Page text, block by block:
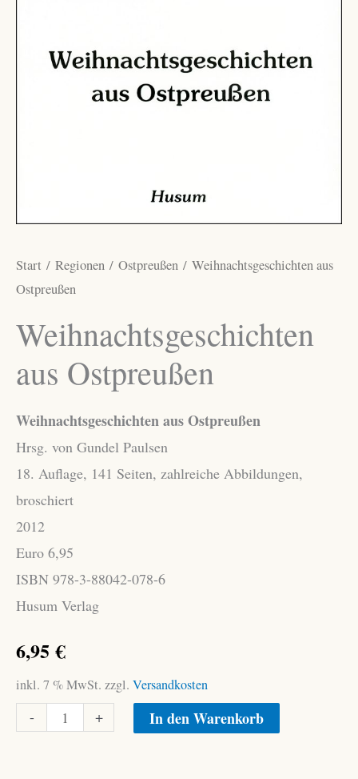
Start / Regionen / Ostpreußen / Weihnachtsgeschichten aus
Ostpreußen
Weihnachtsgeschichten
aus Ostpreußen
Weihnachtsgeschichten aus Ostpreußen
Hrsg. von Gundel Paulsen
18. Auflage, 141 Seiten, zahlreiche Abbildungen,
broschiert
2012
Euro 6,95
ISBN 978-3-88042-078-6
Husum Verlag
6,95€
inkl. 7 % MwSt. zzgl. Versandkosten
-
Weihnachtsgeschichten
+ In den Warenkorb